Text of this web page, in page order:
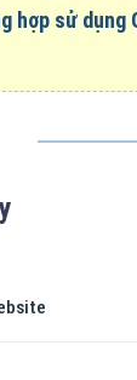
hợp sử dụng